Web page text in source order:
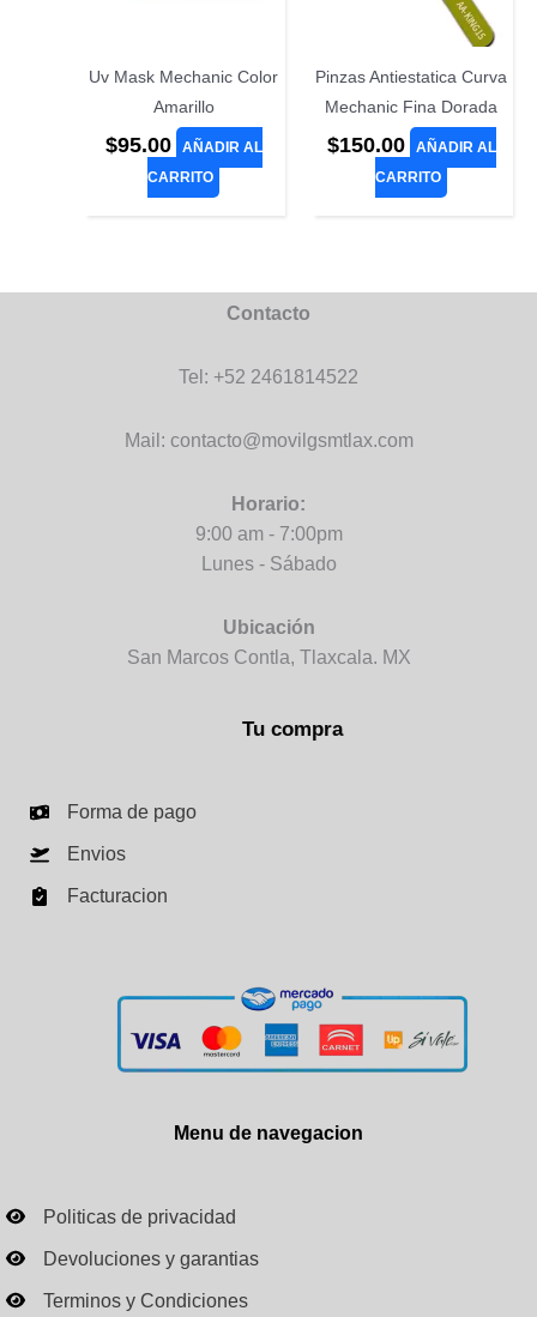
Uv Mask Mechanic Color
Amarillo
$95.00
AÑADIR AL
CARRITO
Pinzas Antiestatica Curva
Mechanic Fina Dorada
$150.00
AÑADIR AL
CARRITO
Contacto
Tel: +52 2461814522
Mail: contacto@movilgsmtlax.com
Horario:
9:00 am - 7:00pm
Lunes - Sábado
Ubicación
San Marcos Contla, Tlaxcala. MX
Tu compra
Forma de pago
Envios
Facturacion
Menu de navegacion
Politicas de privacidad
Devoluciones y garantias
Terminos y Condiciones